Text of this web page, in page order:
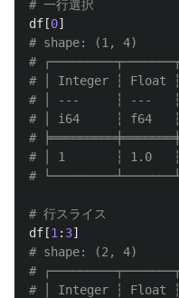
df [0]
# shape: (1, 4)
#
# │ Integer ┆ Float
# │ ---     ┆ ---
# │ i64     ┆ f64
#
# │ 1       ┆ 1.0   ┆
df [1 : 3]
# shape: (2, 4)
#
# │ Integer ┆ Float